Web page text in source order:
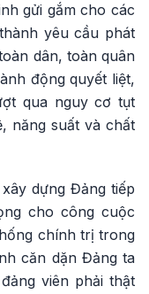
gửi gắm cho các
yêu cầu phát
dân, toàn quân
động quyết liệt,
qua nguy cơ tụt
năng suất và chất
dựng Đảng tiếp
cho công cuộc
chính trị trong
căn dặn Đảng ta
viên phải thật